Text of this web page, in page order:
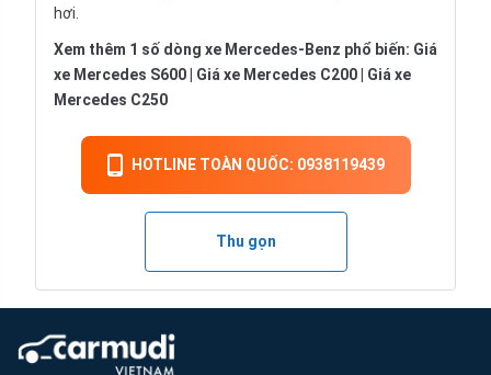
hơi.
Xem thêm 1 số dòng xe Mercedes-Benz phổ biến: Giá
xe Mercedes S600
Giá xe Mercedes C200
Giá xe
Mercedes C250
HOTLINE TOÀN QUỐC: 0938119439
Thu gọn